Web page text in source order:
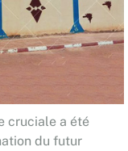
cruciale a été
du futur